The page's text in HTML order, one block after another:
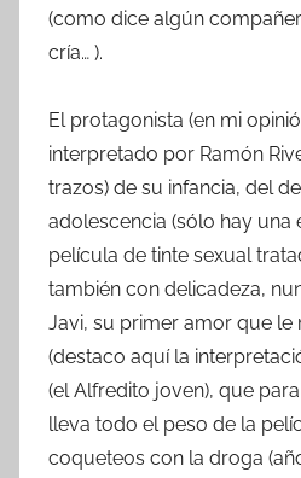
(como dice algún
cría… ).
El protagonista (en mi
interpretado por Ramón
trazos) de su infancia, del
adolescencia (sólo hay una
película de tinte sexual
también con delicadeza,
Javi, su primer amor que le
(destaco aquí la
(el Alfredito joven), que
lleva todo el peso de la
coqueteos con la droga